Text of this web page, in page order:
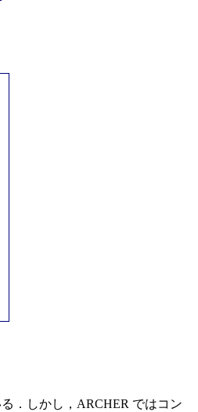
．しかし，ARCHER ではコン